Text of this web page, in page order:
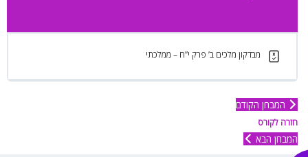
מבדקון מלכים ב’ פרק י”ח – ממלכתי
המבחן הקודם
חזרה לקורס
המבחן הבא